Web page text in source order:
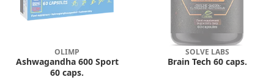
OLIMP
Ashwagandha 600 Sport
60 caps.
SOLVE LABS
Brain Tech 60 caps.